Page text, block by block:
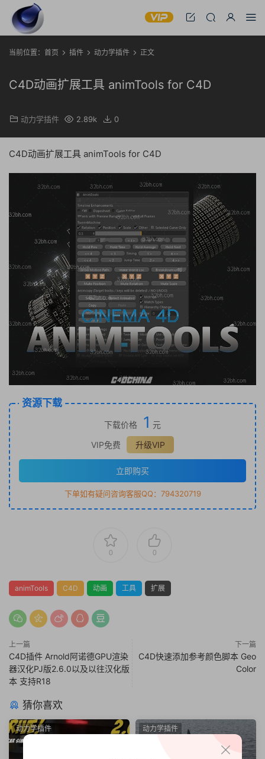
当前位置： 首页 插件 动力学插件 正文
C4D动画扩展工具 animTools for C4D
动力学插件 2.89k 0
C4D动画扩展工具 animTools for C4D
资源下载
下载价格 1 元
VIP免费
升级VIP
立即购买
下单如有疑问咨询客服QQ：794320719
0 0
animTools C4D 动画 工具 扩展
上一篇
C4D插件 Arnold阿诺德GPU渲染
器汉化PJ版2.6.0以及以往汉化版
本 支持R18
下一篇
C4D快速添加参考颜色脚本 Geo
Color
猜你喜欢
动力学插件 动力学插件